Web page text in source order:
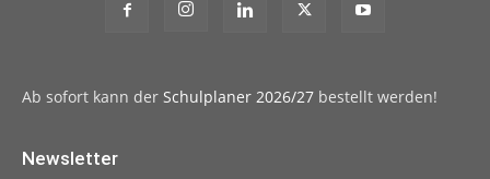
Ab sofort kann der Schulplaner 2026/27 bestellt werden!
Newsletter